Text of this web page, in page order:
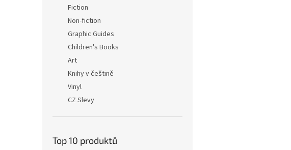
Fiction
Non-fiction
Graphic Guides
Children's Books
Art
Knihy v češtině
Vinyl
CZ Slevy
Top 10 produktů